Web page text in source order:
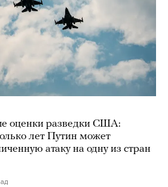
оценки разведки США:
лет Путин может
атаку на одну из стран